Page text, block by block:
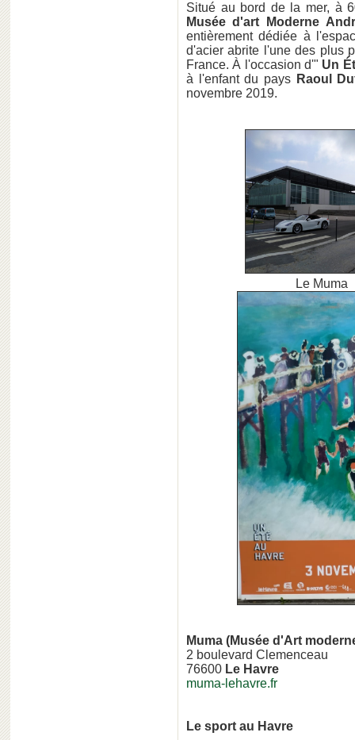
Situé au bord de la mer, à
Musée d'art Moderne
entièrement dédiée à
d'acier abrite l'une des plus
France. À l'occasion d'" Un
à l'enfant du pays Raoul
novembre 2019.
Le Muma
Muma (Musée d'Art
2 boulevard Clemenceau
76600 Le Havre
muma-lehavre.fr
Le sport au Havre